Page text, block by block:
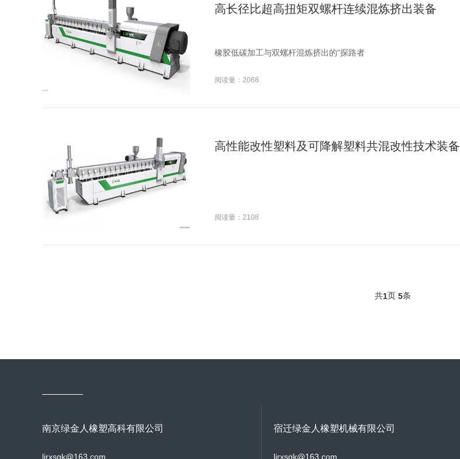
高长径比超高扭矩双螺杆连续混炼挤出装备
橡胶低碳加工与双螺杆混炼挤出的“探路者
阅读量：2068
高性能改性塑料及可降解塑料共混改性技术装备
阅读量：2108
共1页 5条
南京绿金人橡塑高科有限公司
ljrxsgk@163.com
宿迁绿金人橡塑机械有限公司
ljrxsgk@163.com